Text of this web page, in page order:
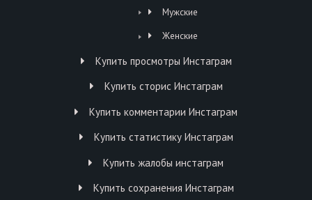
Мужские
Женские
Купить просмотры Инстаграм
Купить сторис Инстаграм
Купить комментарии Инстаграм
Купить статистику Инстаграм
Купить жалобы инстаграм
Купить сохранения Инстаграм